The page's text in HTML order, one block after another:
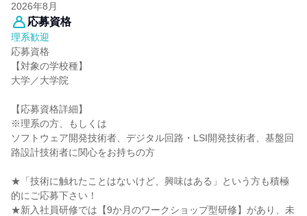
2026年8月
応募資格
理系歓迎
応募資格
【対象の学校種】
大学／大学院
【応募資格詳細】
※理系の方、もしくは
ソフトウェア開発技術者、デジタル回路・LSI開発技術者、基盤回
路設計技術者に関心をお持ちの方
★「技術に触れたことはないけど、興味はある」という方も積極
的にご応募下さい！
★新入社員研修では【9か月のワークショップ型研修】があり、未